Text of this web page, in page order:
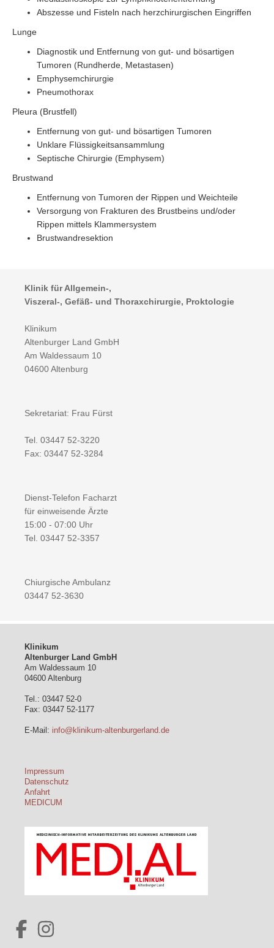
Abszesse und Fisteln nach herzchirurgischen Eingriffen
Lunge
Diagnostik und Entfernung von gut- und bösartigen
Tumoren (Rundherde, Metastasen)
Emphysemchirurgie
Pneumothorax
Pleura (Brustfell)
Entfernung von gut- und bösartigen Tumoren
Unklare Flüssigkeitsansammlung
Septische Chirurgie (Emphysem)
Brustwand
Entfernung von Tumoren der Rippen und Weichteile
Versorgung von Frakturen des Brustbeins und/oder
Rippen mittels Klammersystem
Brustwandresektion
Klinik für Allgemein-,
Viszeral-, Gefäß- und Thoraxchirurgie, Proktologie
Klinikum
Altenburger Land GmbH
Am Waldessaum 10
04600 Altenburg
Sekretariat: Frau Fürst
Tel. 03447 52-3220
Fax: 03447 52-3284
Dienst-Telefon Facharzt
für einweisende Ärzte
15:00 - 07:00 Uhr
Tel. 03447 52-3357
Chiurgische Ambulanz
03447 52-3630
Klinikum
Altenburger Land GmbH
Am Waldessaum 10
04600 Altenburg
Tel.: 03447 52-0
Fax: 03447 52-1177
E-Mail: info@klinikum-altenburgerland.de
Impressum
Datenschutz
Anfahrt
MEDICUM